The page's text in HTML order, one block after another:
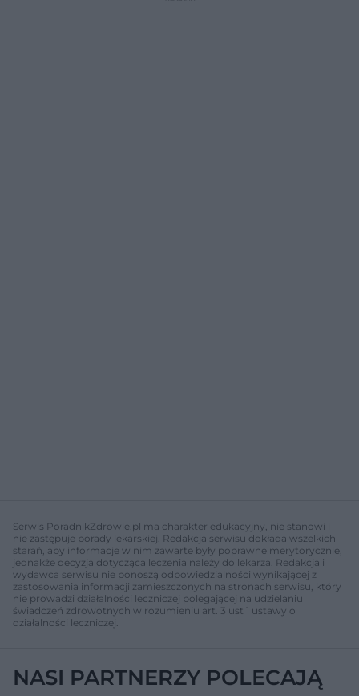
Serwis PoradnikZdrowie.pl ma charakter edukacyjny, nie stanowi i
nie zastępuje porady lekarskiej. Redakcja serwisu dokłada wszelkich
starań, aby informacje w nim zawarte były poprawne merytorycznie,
jednakże decyzja dotycząca leczenia należy do lekarza. Redakcja i
wydawca serwisu nie ponoszą odpowiedzialności wynikającej z
zastosowania informacji zamieszczonych na stronach serwisu, który
nie prowadzi działalności leczniczej polegającej na udzielaniu
świadczeń zdrowotnych w rozumieniu art. 3 ust 1 ustawy o
działalności leczniczej.
NASI PARTNERZY POLECAJĄ